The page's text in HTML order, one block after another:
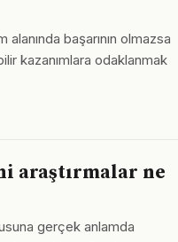
alanında başarının olmazsa
kazanımlara odaklanmak
araştırmalar ne
gerçek anlamda